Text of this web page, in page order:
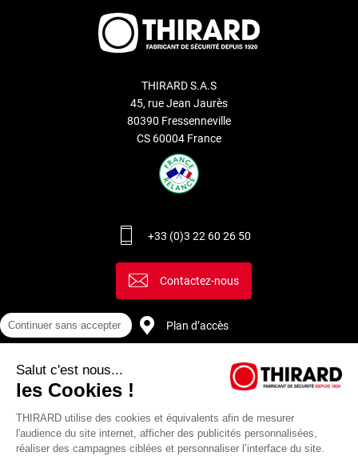
THIRARD S.A.S
45, rue Jean Jaurès
80390 Fressenneville
CS 60004 France
+33 (0)3 22 60 26 50
Contactez-nous
Plan d’accès
Continuer sans accepter
Salut c'est nous...
les Cookies !
THIRARD utilise des cookies et équivalents afin de mesurer
l'audience du site internet, afficher des publicités personnalisées,
réaliser des campagnes ciblées et personnaliser l’interface du site.